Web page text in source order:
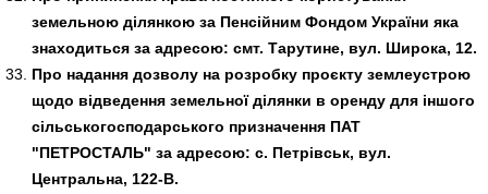
земельною ділянкою за Пенсійним Фондом України яка
знаходиться за адресою: смт. Тарутине, вул. Широка, 12.
Про надання дозволу на розробку проєкту землеустрою
щодо відведення земельної ділянки в оренду для іншого
сільськогосподарського призначення ПАТ
"ПЕТРОСТАЛЬ" за адресою: с. Петрівськ, вул.
Центральна, 122-В.